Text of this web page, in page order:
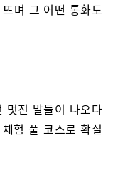
며 그 어떤 통화도
멋진 말들이 나오다
험 풀 코스로 확실